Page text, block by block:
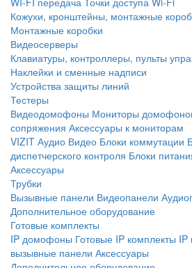
Кожухи, кронштейны, монтажные
Монтажные коробки
Видеосерверы
Клавиатуры, контроллеры, пульты
Наклейки и сменные надписи
Устройства защиты линий
Тестеры
Видеодомофоны Мониторы
сопряжения Аксессуары к мониторам
VIZIT Аудио Видео Блоки коммутации
диспетчерского контроля Блоки
Аксессуары
Трубки
Вызывные панели Видеопанели
Дополнительное оборудование
Готовые комплекты
IP домофоны Готовые IP комплекты IP
вызывные панели Аксессуары